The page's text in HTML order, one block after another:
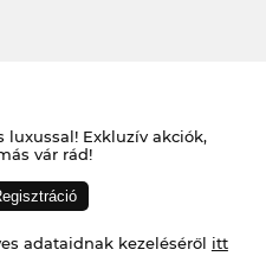
Exkluzív akciók,
vár rád!
adataidnak kezeléséről itt